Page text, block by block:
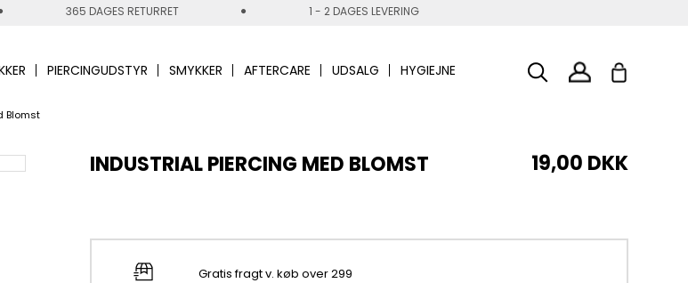
365 DAGES RETURRET 1 - 2 DAGES LEVERING
PIERCINGUDSTYR SMYKKER AFTERCARE UDSALG HYGIEJNE
Blomst
INDUSTRIAL PIERCING MED BLOMST 19,00 DKK
Gratis fragt v. køb over 299